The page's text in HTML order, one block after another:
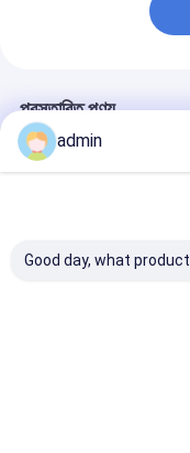
প্রস্তাবিত পণ্য
admin
Good day, what